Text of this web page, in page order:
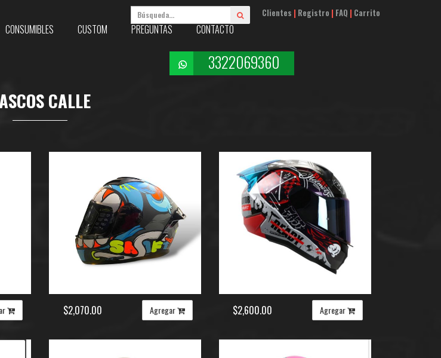
Clientes | Registro | FAQ | Carrito
CONSUMIBLES CUSTOM PREGUNTAS CONTACTO
3322069360
CALLE
$2,070.00 Agregar $2,600.00 Agregar